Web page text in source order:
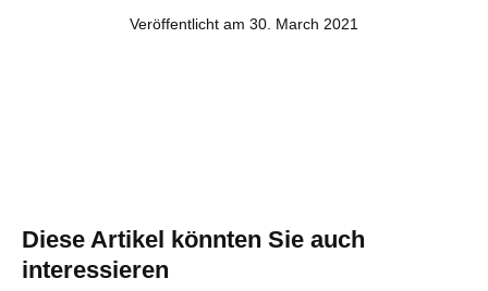
Veröffentlicht am 30. March 2021
Diese Artikel könnten Sie auch
interessieren
HN – Gymnasiumstraße 35
74072 Heilbronn